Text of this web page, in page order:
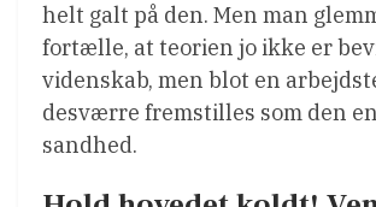
helt galt på den. Men man
fortælle, at teorien jo ikke er
videnskab, men blot en
desværre fremstilles som den
sandhed.